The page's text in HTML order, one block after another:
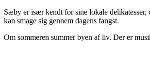
Sæby er især kendt for sine lokale
kan smage sig gennem dagens fangst.
Om sommeren summer byen af liv. Der er